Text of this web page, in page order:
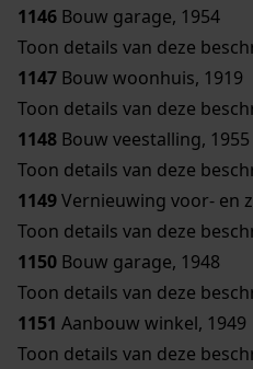
1146 Bouw garage, 1954
Toon details van deze
1147 Bouw woonhuis, 1919
Toon details van deze
1148 Bouw veestalling, 1955
Toon details van deze
1149Vernieuwing voor- en
Toon details van deze
1150 Bouw garage, 1948
Toon details van deze
1151 Aanbouw winkel, 1949
Toon details van deze